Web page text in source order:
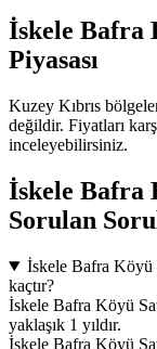
İskele Bafra
Piyasası
Kuzey Kıbrıs
değildir. Fiyatları
inceleyebilirsiniz.
İskele Bafra
Sorulan
İskele Bafra Köyü
kaçtır?
İskele Bafra Köyü
yaklaşık 1 yıldır.
İskele Bafra Köyü